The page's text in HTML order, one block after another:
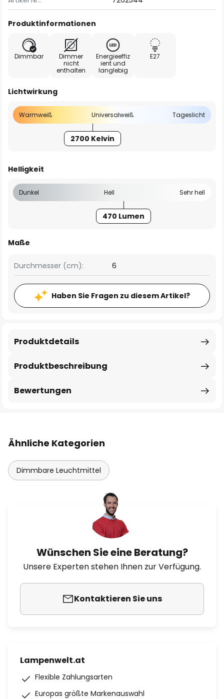
Produktinformationen
Dimmbar
Dimmer
nicht
enthalten
Energieeffiz
ient und
langlebig
E27
Lichtwirkung
Warmweiß Universalweiß Tageslicht
2700 Kelvin
Helligkeit
Dunkel Hell Sehr hell
470 Lumen
Maße
Durchmesser (cm): 6
Haben Sie Fragen zu diesem Artikel?
Produktbeschreibung
Produktdetails
Bewertungen
Ähnliche Kategorien
Dimmbare Leuchtmittel
Wünschen Sie eine Beratung?
Unsere Experten stehen Ihnen zur Verfügung.
Kontaktieren Sie uns
Lampenwelt.at
Flexible Zahlungsarten
Europas größte Markenauswahl